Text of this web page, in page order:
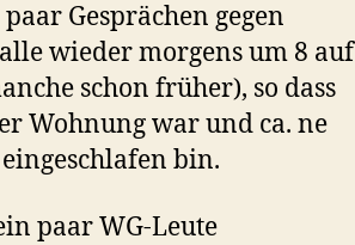
Gesprächen gegen
wieder morgens um 8 auf
schon früher), so dass
Wohnung war und ca. ne
bin.
paar WG-Leute